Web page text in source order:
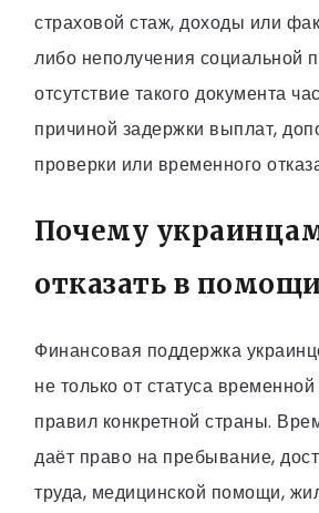
страховой стаж, доходы или
либо неполучения социальной
отсутствие такого документа
причиной задержки выплат,
проверки или временного
Почему
отказать в
Финансовая поддержка
не только от статуса
правил конкретной страны.
даёт право на пребывание,
труда, медицинской помощи,